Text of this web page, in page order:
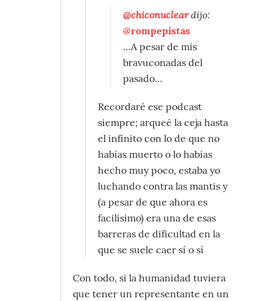
@chiconucleardijo:
@rompepistas
…A pesar de mis
bravuconadas del
pasado…
Recordaré ese podcast
siempre; arqueé la ceja hasta
el infinito con lo de que no
habías muerto o lo habías
hecho muy poco, estaba yo
luchando contra las mantis y
(a pesar de que ahora es
facilísimo) era una de esas
barreras de dificultad en la
que se suele caer sí o sí
Con todo, si la humanidad tuviera
que tener un representante en un